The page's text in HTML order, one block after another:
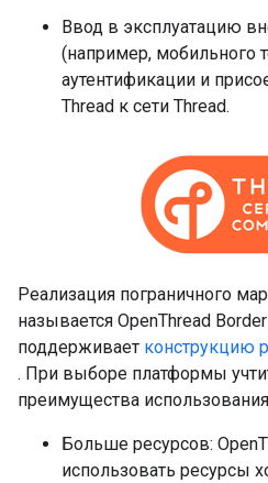
Ввод в эксплуатацию
(например, мобильного
аутентификации и
Thread к сети Thread.
Реализация пограничного
называется OpenThread
поддерживает конструкцию
. При выборе платформы
преимущества использования
Больше ресурсов:
использовать ресурсы